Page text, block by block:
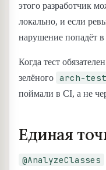
этого разработчик
локально, и если
нарушение попадёт в
Когда тест
зелёного arch-test
поймали в CI, а не
Единая
@AnalyzeClasses